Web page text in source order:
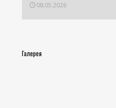
08.05.2026
Галерея